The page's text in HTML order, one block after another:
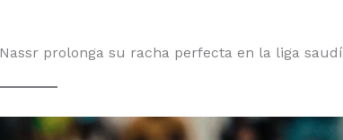
prolonga su racha perfecta en la liga saudí